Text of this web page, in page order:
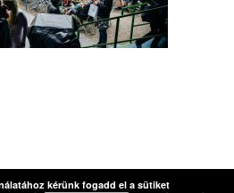
kérünk fogadd el a sütiket